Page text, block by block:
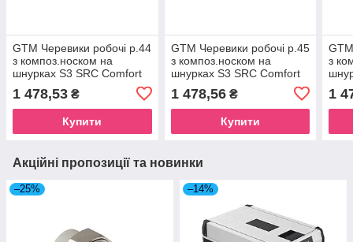
GTM Черевики робочі р.44
з композ.носком на
шнурках S3 SRC Comfort
1 478,53 ₴
Купити
GTM Черевики робочі р.45
з композ.носком на
шнурках S3 SRC Comfort
1 478,56₴
Купити
з
1
Акційні пропозиції та новинки
–25% –14%